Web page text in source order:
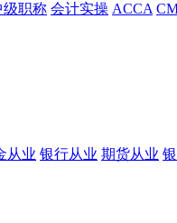
级职称 会计实操 ACCA
从业 银行从业 期货从业